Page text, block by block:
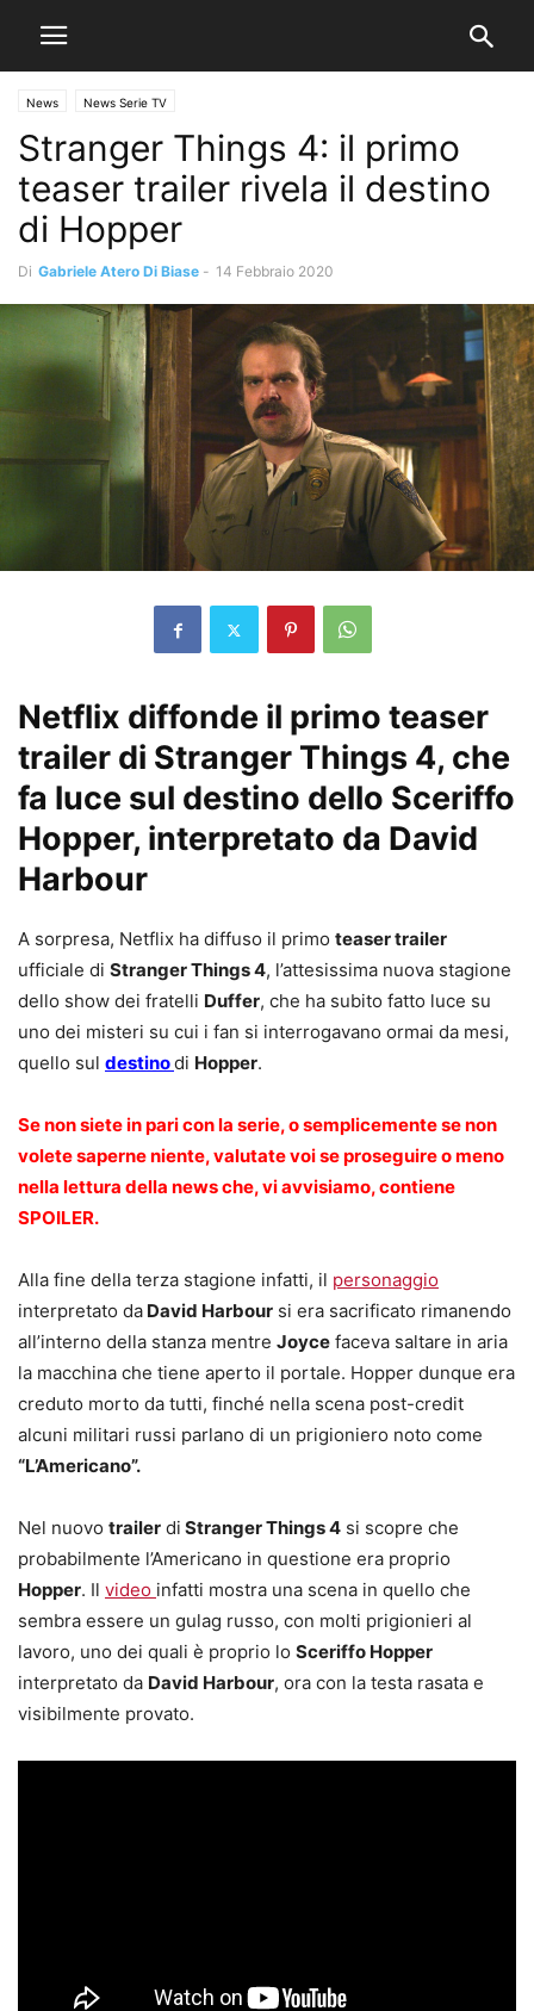
News News Serie TV
Stranger Things 4: il primo
teaser trailer rivela il destino
di Hopper
Di Gabriele Atero Di Biase - 14 Febbraio 2020
Netflix diffonde il primo teaser
trailer di Stranger Things 4, che
fa luce sul destino dello Sceriffo
Hopper, interpretato da David
Harbour
A sorpresa, Netflix ha diffuso il primo teaser trailer
ufficiale di Stranger Things 4, l’attesissima nuova stagione
dello show dei fratelli Duffer, che ha subito fatto luce su
uno dei misteri su cui i fan si interrogavano ormai da mesi,
quello sul destinodi Hopper.
Se non siete in pari con la serie, o semplicemente se non
volete saperne niente, valutate voi se proseguire o meno
nella lettura della news che, vi avvisiamo, contiene
SPOILER.
Alla fine della terza stagione infatti, il personaggio
interpretato da David Harbour si era sacrificato rimanendo
all’interno della stanza mentre Joyce faceva saltare in aria
la macchina che tiene aperto il portale. Hopper dunque era
creduto morto da tutti, finché nella scena post-credit
alcuni militari russi parlano di un prigioniero noto come
“L’Americano”.
Nel nuovo trailer di Stranger Things 4 si scopre che
probabilmente l’Americano in questione era proprio
Hopper. Il video infatti mostra una scena in quello che
sembra essere un gulag russo, con molti prigionieri al
lavoro, uno dei quali è proprio lo Sceriffo Hopper
interpretato da David Harbour, ora con la testa rasata e
visibilmente provato.